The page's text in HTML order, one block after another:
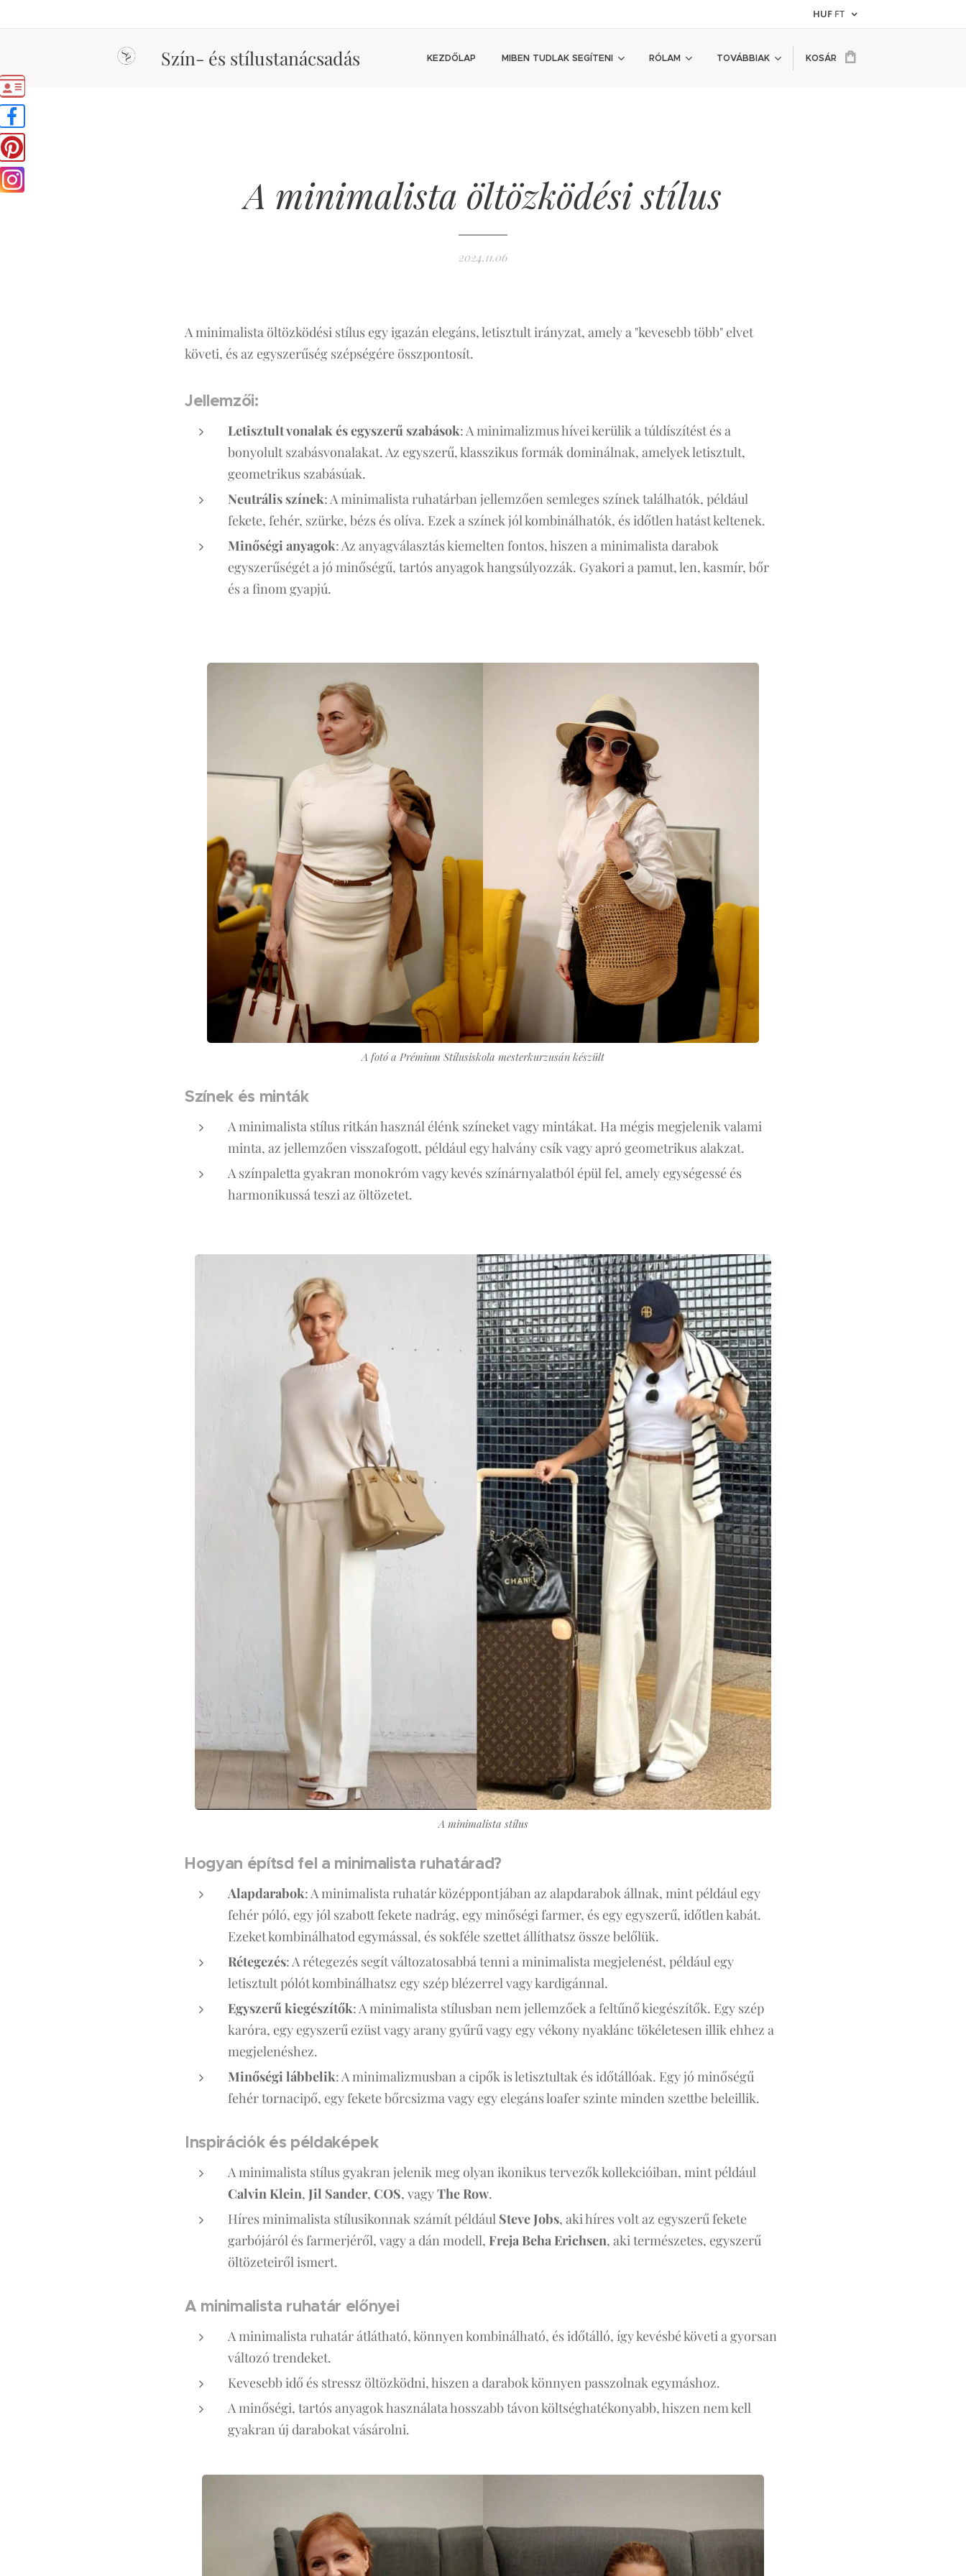
HUF FT
Szín- és stílustanácsadás KEZDŐLAP MIBEN TUDLAK SEGÍTENI RÓLAM TOVÁBBIAK KOSÁR
A minimalista öltözködési stílus
2024.11.06
A minimalista öltözködési stílus egy igazán elegáns, letisztult irányzat, amely a "kevesebb több" elvet
követi, és az egyszerűség szépségére összpontosít.
Jellemzői:
Letisztult vonalak és egyszerű szabások: A minimalizmus hívei kerülik a túldíszítést és a
bonyolult szabásvonalakat. Az egyszerű, klasszikus formák dominálnak, amelyek letisztult,
geometrikus szabásúak.
Neutrális színek: A minimalista ruhatárban jellemzően semleges színek találhatók, például
fekete, fehér, szürke, bézs és olíva. Ezek a színek jól kombinálhatók, és időtlen hatást keltenek.
Minőségi anyagok: Az anyagválasztás kiemelten fontos, hiszen a minimalista darabok
egyszerűségét a jó minőségű, tartós anyagok hangsúlyozzák. Gyakori a pamut, len, kasmír, bőr
és a finom gyapjú.
A fotó a Prémium Stílusiskola mesterkurzusán készült
Színek és minták
A minimalista stílus ritkán használ élénk színeket vagy mintákat. Ha mégis megjelenik valami
minta, az jellemzően visszafogott, például egy halvány csík vagy apró geometrikus alakzat.
A színpaletta gyakran monokróm vagy kevés színárnyalatból épül fel, amely egységessé és
harmonikussá teszi az öltözetet.
A minimalista stílus
Hogyan építsd fel a minimalista ruhatárad?
Alapdarabok: A minimalista ruhatár középpontjában az alapdarabok állnak, mint például egy
fehér póló, egy jól szabott fekete nadrág, egy minőségi farmer, és egy egyszerű, időtlen kabát.
Ezeket kombinálhatod egymással, és sokféle szettet állíthatsz össze belőlük.
Rétegezés: A rétegezés segít változatosabbá tenni a minimalista megjelenést, például egy
letisztult pólót kombinálhatsz egy szép blézerrel vagy kardigánnal.
Egyszerű kiegészítők: A minimalista stílusban nem jellemzőek a feltűnő kiegészítők. Egy szép
karóra, egy egyszerű ezüst vagy arany gyűrű vagy egy vékony nyaklánc tökéletesen illik ehhez a
megjelenéshez.
Minőségi lábbelik: A minimalizmusban a cipők is letisztultak és időtállóak. Egy jó minőségű
fehér tornacipő, egy fekete bőrcsizma vagy egy elegáns loafer szinte minden szettbe beleillik.
Inspirációk és példaképek
A minimalista stílus gyakran jelenik meg olyan ikonikus tervezők kollekcióiban, mint például
Calvin Klein, Jil Sander, COS, vagyThe Row.
Híres minimalista stílusikonnak számít például Steve Jobs, aki híres volt az egyszerű fekete
garbójáról és farmerjéről, vagy a dán modell, Freja Beha Erichsen, aki természetes, egyszerű
öltözeteiről ismert.
A minimalista ruhatár előnyei
A minimalista ruhatár átlátható, könnyen kombinálható, és időtálló, így kevésbé követi a gyorsan
változó trendeket.
Kevesebb idő és stressz öltözködni, hiszen a darabok könnyen passzolnak egymáshoz.
A minőségi, tartós anyagok használata hosszabb távon költséghatékonyabb, hiszen nem kell
gyakran új darabokat vásárolni.